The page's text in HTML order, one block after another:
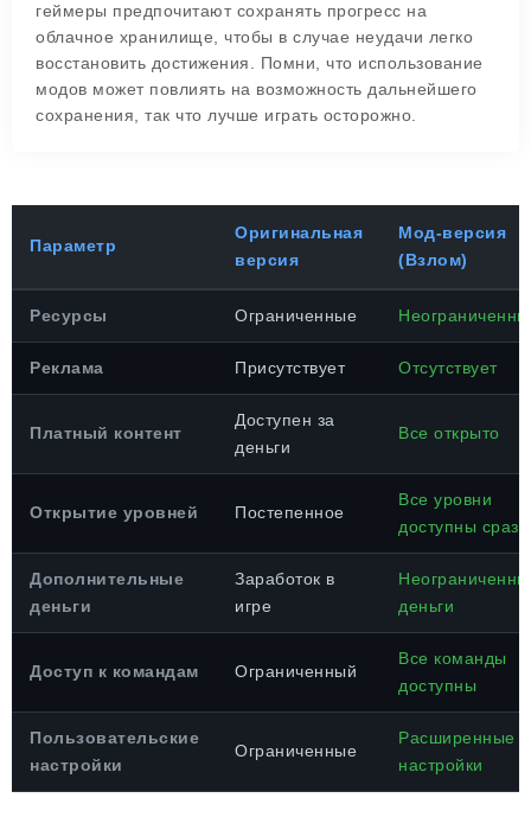
геймеры предпочитают сохранять прогресс на
облачное хранилище, чтобы в случае неудачи легко
восстановить достижения. Помни, что использование
модов может повлиять на возможность дальнейшего
сохранения, так что лучше играть осторожно.
Параметр
Оригинальная
версия
Мод-версия
(Взлом)
Ресурсы Ограниченные
Реклама Присутствует Отсутствует
Платный контент
Доступен за
деньги
Все открыто
Открытие уровней Постепенное
Все уровни
доступны сразу
Дополнительные
деньги
Заработок в
игре
деньги
Доступ к командам Ограниченный
Все команды
доступны
Пользовательские
настройки
Ограниченные
Расширенные
настройки